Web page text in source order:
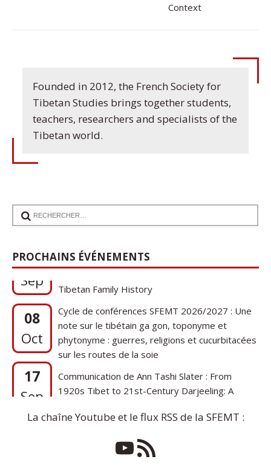
Context
Founded in 2012, the French Society for
Tibetan Studies brings together students,
teachers, researchers and specialists of the
Tibetan world.
PROCHAINS ÉVÉNEMENTS
17
Sep
Communication de Ann Tashi Slater : From
1920s Tibet to 21st-Century Darjeeling: A
08
Oct
Cycle de conférences SFEMT 2026/2027 : Une
note sur le tibétain ga gon, toponyme et
phytonyme : guerres, religions et cucurbitacées
sur les routes de la soie
17
Sep
1920s Tibet to 21st-Century Darjeeling: A
Tibetan Family History
La chaîne Youtube et le flux RSS de la SFEMT :